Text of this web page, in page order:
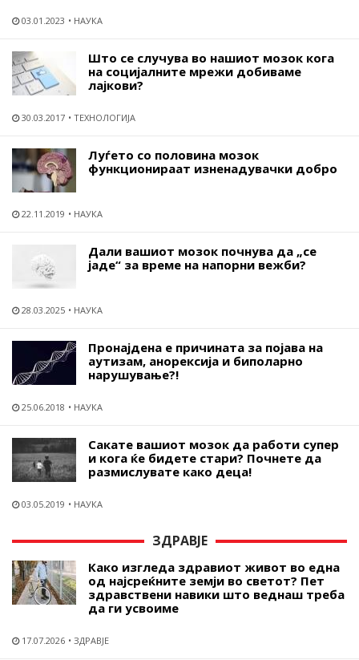
03.01.2023 НАУКА
Што се случува во нашиот мозок кога
на социјалните мрежи добиваме
лајкови?
30.03.2017 ТЕХНОЛОГИЈА
Луѓето со половина мозок
функционираат изненадувачки добро
22.11.2019 НАУКА
Дали вашиот мозок почнува да „се
јаде“ за време на напорни вежби?
28.03.2025 НАУКА
Пронајдена е причината за појава на
аутизам, анорексија и биполарно
нарушување?!
25.06.2018 НАУКА
Сакате вашиот мозок да работи супер
и кога ќе бидете стари? Почнете да
размислувате како деца!
03.05.2019 НАУКА
ЗДРАВЈЕ
Како изгледа здравиот живот во една
од најсреќните земји во светот? Пет
здравствени навики што веднаш треба
да ги усвоиме
17.07.2026 ЗДРАВЈЕ